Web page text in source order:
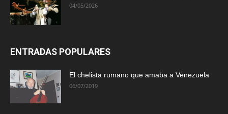
04/05/2026
ENTRADAS POPULARES
El chelista rumano que amaba a Venezuela
06/07/2019